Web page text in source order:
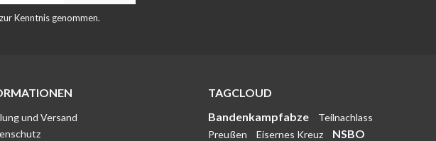
Kenntnis genommen.
und Versand
TAGCLOUD
Bandenkampfabze
Teilnachlass
Preußen
Eisernes Kreuz NSBO